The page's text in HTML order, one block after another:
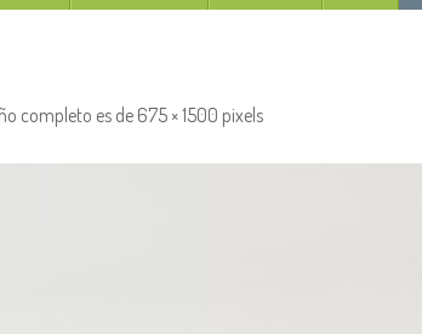
completo es de675 × 1500 pixels